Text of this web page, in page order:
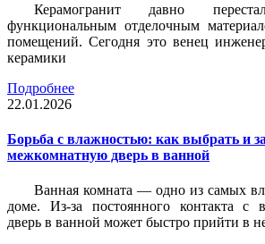
Керамогранит давно
функциональным отделочным
помещений. Сегодня это венец
керамики
Подробнее
22.01.2026
Борьба с влажностью: как выбрать и
межкомнатную дверь в ванной
Ванная комната — одно из самых
доме. Из-за постоянного контакта с
дверь в ванной может быстро прийти в